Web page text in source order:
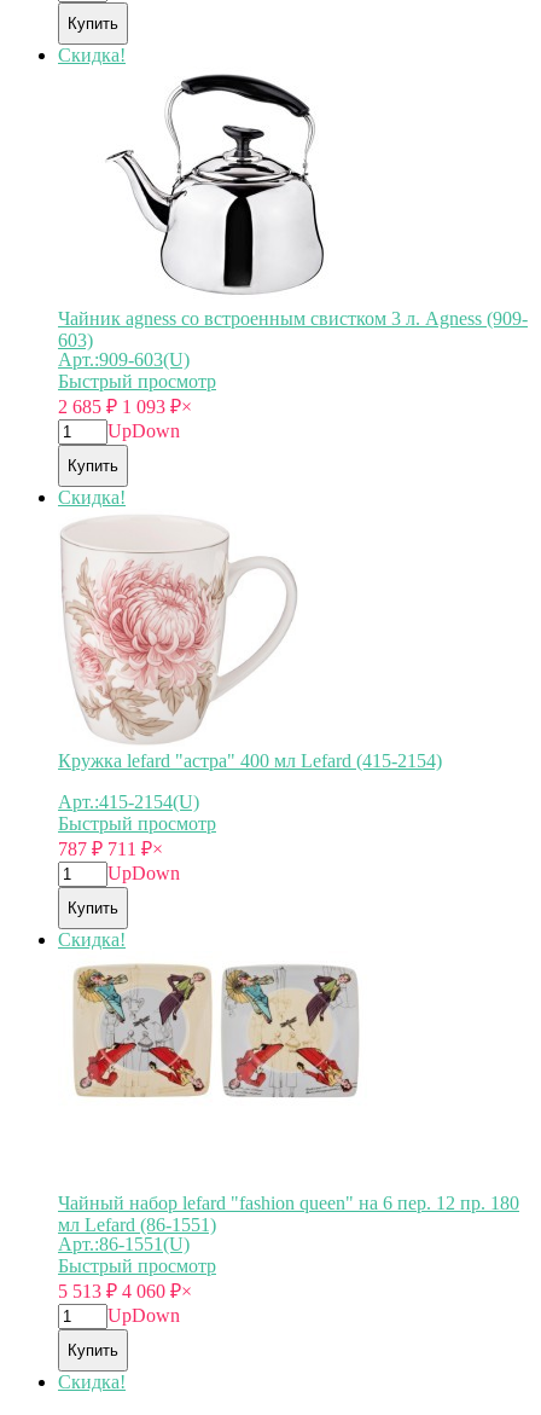
Купить
Скидка!
Чайник agness со встроенным свистком 3 л. Agness (909-
603)
Арт.:909-603(U)
Быстрый просмотр
2 685 ₽ 1 093 ₽×
UpDown
Купить
Скидка!
Кружка lefard "астра" 400 мл Lefard (415-2154)
Арт.:415-2154(U)
Быстрый просмотр
787 ₽ 711 ₽×
UpDown
Купить
Скидка!
Чайный набор lefard "fashion queen" на 6 пер. 12 пр. 180
мл Lefard (86-1551)
Арт.:86-1551(U)
Быстрый просмотр
5 513 ₽ 4 060 ₽×
UpDown
Купить
Скидка!